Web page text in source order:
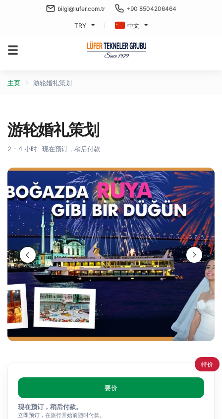
bilgi@lufer.com.tr +90 8504206464
TRY 中文
主页 游轮婚礼策划
游轮婚礼策划
2 - 4 小时 现在预订，稍后付款
特价
要价
现在预订，稍后付款。
立即预订，在旅行开始前随时付款。